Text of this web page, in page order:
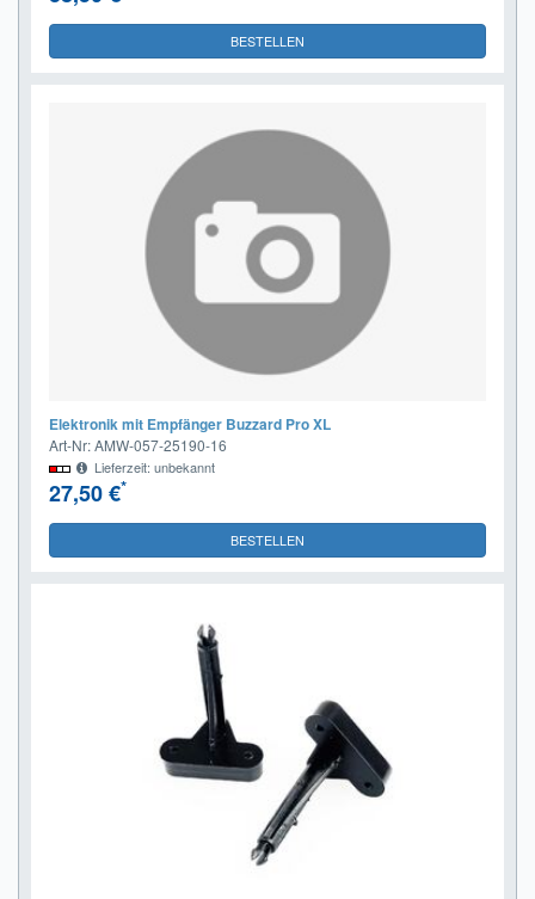
BESTELLEN
Elektronik mit Empfänger Buzzard Pro XL
Art-Nr: AMW-057-25190-16
Lieferzeit: unbekannt
27,50 €*
BESTELLEN